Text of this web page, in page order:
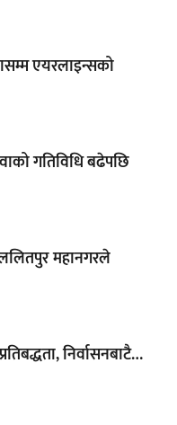
एयरलाइन्सको
गतिविधि बढेपछि
ललितपुर महानगरले
निर्वासनबाटै…